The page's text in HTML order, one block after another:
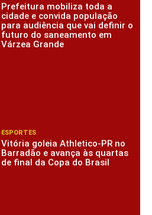
Prefeitura mobiliza toda a
cidade e convida população
para audiência que vai definir o
futuro do saneamento em
Várzea Grande
ESPORTES
Vitória goleia Athletico-PR no
Barradão e avança às quartas
de final da Copa do Brasil